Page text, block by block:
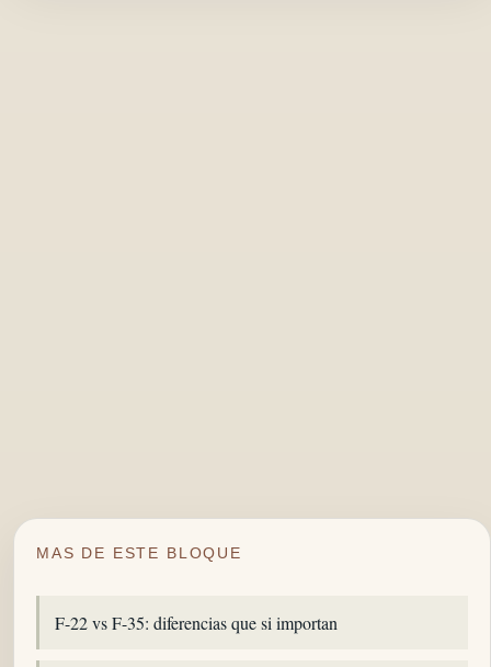
MAS DE ESTE BLOQUE
F-22 vs F-35: diferencias que si importan